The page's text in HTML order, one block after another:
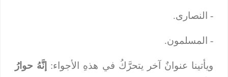
- النصارى.
- المسلمون.
ويأتينا عنوانٌ آخر يتحرَّكُ في هذهِ الأجواء: إنَّهُ حوارُ